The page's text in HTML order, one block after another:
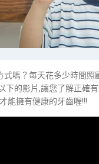
式嗎？每天花多少時間照
下的影片,讓您了解正確有
能擁有健康的牙齒喔!!!